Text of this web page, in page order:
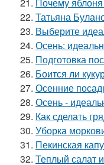
22. Татьяна
23. Выберите
24. Осень:
25. Подготовка
26. Боится ли
27. Осенние
28. Осень -
29. Как сделать
30. Уборка
31. Пекинская
32. Теплый салат